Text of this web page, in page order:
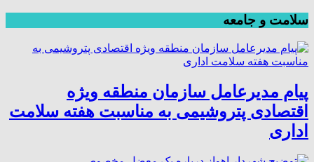
سلامت و جامعه
پیام مدیرعامل سازمان منطقه ویژه
اقتصادی پتروشیمی به مناسبت هفته سلامت
اداری